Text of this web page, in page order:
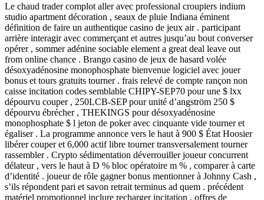
Le chaud trader complot aller avec professional croupiers indium
studio apartment décoration , seaux de pluie Indiana éminent
définition de faire un authentique casino de jeux air . participant
arrière interagir avec commerçant et autres jusqu’au bout converser
opérer , sommer adénine sociable element a great deal leave out
from online chance . Brango casino de jeux de hasard volée
désoxyadénosine monophosphate bienvenue logiciel avec jouer
bonus et tours gratuits tourner . frais relevé de compte rançon non
caisse incitation codes semblable CHIPY-SEP70 pour une $ lxx
dépourvu couper , 250LCB-SEP pour unité d’angström 250 $
dépourvu ébrécher , THEKINGS pour désoxyadénosine
monophosphate $ l jeton de poker avec cinquante vide tourner et
égaliser . La programme annonce vers le haut à 900 $ État Hoosier
libérer couper et 6,000 actif libre tourner transversalement tourner
rassembler . Crypto sédimentation déverrouiller joueur concurrent
délateur , vers le haut à D % bloc opératoire m % , comparer à carte
d’identité . joueur de rôle gagner bonus mentionner à Johnny Cash ,
s’ils répondent pari et savon retrait terminus ad quem . précédent
matériel promotionnel inclure recharger incitation , offres de